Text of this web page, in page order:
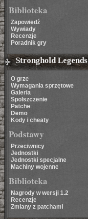
Biblioteka
Zapowiedź
Wywiady
Recenzje
Poradnik gry
Stronghold Legends
O grze
Wymagania sprzętowe
Galeria
Spolszczenie
Patche
Demo
Kody i cheaty
Podstawy
Przeciwnicy
Jednostki
Jednostki specjalne
Machiny wojenne
Biblioteka
Nagrody w wersji 1.2
Recenzje
Zmiany z patchami